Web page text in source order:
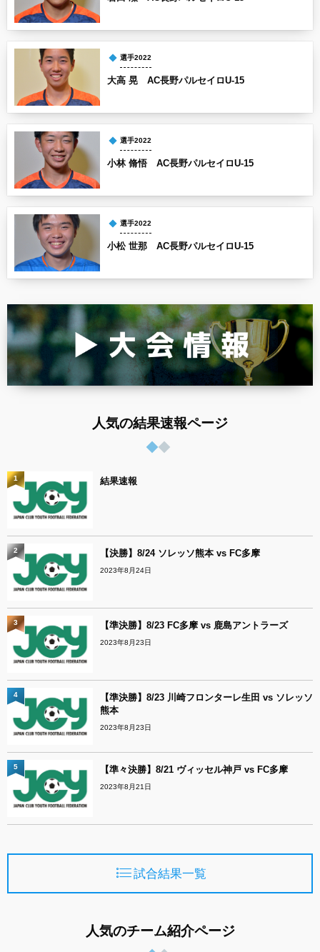
選手2022
大高 晃 AC長野パルセイロU-15
選手2022
小林 脩悟 AC長野パルセイロU-15
選手2022
小松 世那 AC長野パルセイロU-15
人気の結果速報ページ
結果速報
1
【決勝】8/24 ソレッソ熊本 vs FC多摩
2023年8月24日
2
【準決勝】8/23 FC多摩 vs 鹿島アントラーズ
2023年8月23日
3
【準決勝】8/23 川崎フロンターレ生田 vs ソレッソ
熊本
2023年8月23日
4
【準々決勝】8/21 ヴィッセル神戸 vs FC多摩
2023年8月21日
5
試合結果一覧
人気のチーム紹介ページ